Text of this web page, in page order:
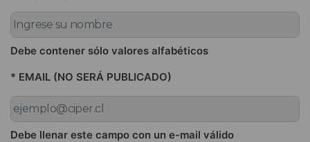
Debe contener sólo valores alfabéticos
* EMAIL (NO SERÁ PUBLICADO)
Debe llenar este campo con un e-mail válido